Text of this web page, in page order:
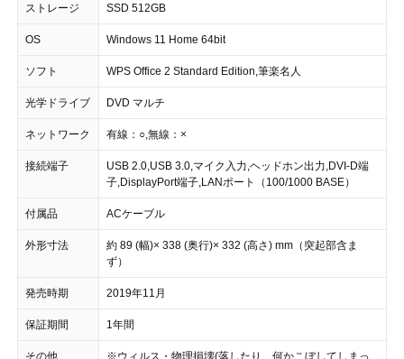
ストレージ SSD 512GB
OS Windows 11 Home 64bit
ソフト WPS Office 2 Standard Edition,筆楽名人
光学ドライブ DVD マルチ
ネットワーク 有線：○,無線：×
接続端子
USB 2.0,USB 3.0,マイク入力,ヘッドホン出力,DVI-D端
子,DisplayPort端子,LANポート（100/1000 BASE）
付属品 ACケーブル
外形寸法
約 89 (幅)× 338 (奥行)× 332 (高さ) mm（突起部含ま
ず）
発売時期 2019年11月
保証期間 1年間
その他
※ウィルス・物理損壊(落したり、何かこぼしてしまっ